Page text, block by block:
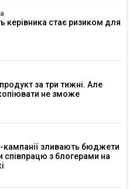
керівника стає ризиком для
за три тижні. Але
не зможе
зливають бюджети
співпрацю з блогерами на